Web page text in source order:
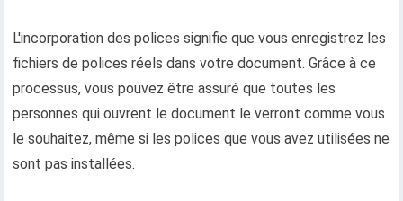
L'incorporation des polices signifie que vous enregistrez les
fichiers de polices réels dans votre document. Grâce à ce
processus, vous pouvez être assuré que toutes les
personnes qui ouvrent le document le verront comme vous
le souhaitez, même si les polices que vous avez utilisées ne
sont pas installées.